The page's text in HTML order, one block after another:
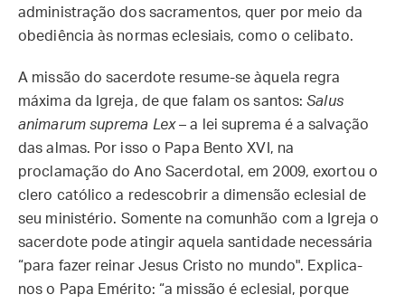
administração dos sacramentos, quer por meio da
obediência às normas eclesiais, como o celibato.
A missão do sacerdote resume-se àquela regra
máxima da Igreja, de que falam os santos:Salus
animarum suprema Lex– a lei suprema é a salvação
das almas. Por isso o Papa Bento XVI, na
proclamação do Ano Sacerdotal, em 2009, exortou o
clero católico a redescobrir a dimensão eclesial de
seu ministério. Somente na comunhão com a Igreja o
sacerdote pode atingir aquela santidade necessária
“para fazer reinar Jesus Cristo no mundo". Explica-
nos o Papa Emérito: “a missão é eclesial, porque